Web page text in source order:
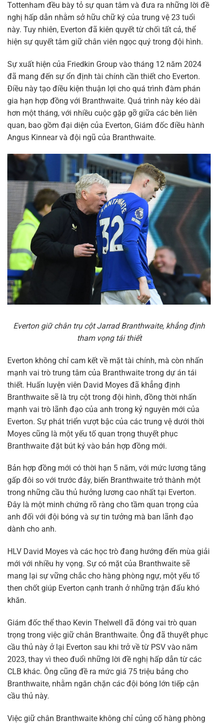
Tottenham đều bày tỏ sự quan tâm và đưa ra những lời đề
nghị hấp dẫn nhằm sở hữu chữ ký của trung vệ 23 tuổi
này. Tuy nhiên, Everton đã kiên quyết từ chối tất cả, thể
hiện sự quyết tâm giữ chân viên ngọc quý trong đội hình.
Sự xuất hiện của Friedkin Group vào tháng 12 năm 2024
đã mang đến sự ổn định tài chính cần thiết cho Everton.
Điều này tạo điều kiện thuận lợi cho quá trình đàm phán
gia hạn hợp đồng với Branthwaite. Quá trình này kéo dài
hơn một tháng, với nhiều cuộc gặp gỡ giữa các bên liên
quan, bao gồm đại diện của Everton, Giám đốc điều hành
Angus Kinnear và đội ngũ của Branthwaite.
Everton giữ chân trụ cột Jarrad Branthwaite, khẳng định
tham vọng tái thiết
Everton không chỉ cam kết về mặt tài chính, mà còn nhấn
mạnh vai trò trung tâm của Branthwaite trong dự án tái
thiết. Huấn luyện viên David Moyes đã khẳng định
Branthwaite sẽ là trụ cột trong đội hình, đồng thời nhấn
mạnh vai trò lãnh đạo của anh trong kỷ nguyên mới của
Everton. Sự phát triển vượt bậc của các trung vệ dưới thời
Moyes cũng là một yếu tố quan trọng thuyết phục
Branthwaite đặt bút ký vào bản hợp đồng mới.
Bản hợp đồng mới có thời hạn 5 năm, với mức lương tăng
gấp đôi so với trước đây, biến Branthwaite trở thành một
trong những cầu thủ hưởng lương cao nhất tại Everton.
Đây là một minh chứng rõ ràng cho tầm quan trọng của
anh đối với đội bóng và sự tin tưởng mà ban lãnh đạo
dành cho anh.
HLV David Moyes và các học trò đang hướng đến mùa giải
mới với nhiều hy vọng. Sự có mặt của Branthwaite sẽ
mang lại sự vững chắc cho hàng phòng ngự, một yếu tố
then chốt giúp Everton cạnh tranh ở những trận đấu khó
khăn.
Giám đốc thể thao Kevin Thelwell đã đóng vai trò quan
trọng trong việc giữ chân Branthwaite. Ông đã thuyết phục
cầu thủ này ở lại Everton sau khi trở về từ PSV vào năm
2023, thay vì theo đuổi những lời đề nghị hấp dẫn từ các
CLB khác. Ông cũng đề ra mức giá 75 triệu bảng cho
Branthwaite, nhằm ngăn chặn các đội bóng lớn tiếp cận
cầu thủ này.
Việc giữ chân Branthwaite không chỉ củng cố hàng phòng